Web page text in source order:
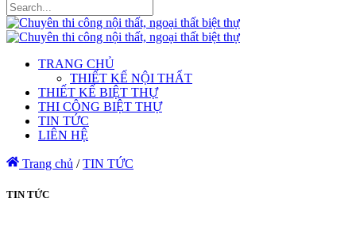
TRANG CHỦ
THIẾT KẾ NỘI THẤT
THIẾT KẾ BIỆT THỰ
THI CÔNG BIỆT THỰ
TIN TỨC
LIÊN HỆ
Trang chủ / TIN TỨC
TIN TỨC